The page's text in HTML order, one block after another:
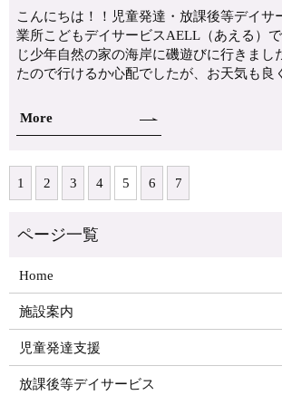
こんにちは！！児童発達・放課後等デイサ
業所こどもデイサービスAELL（あえる）
じ少年自然の家の海岸に磯遊びに行きまし
たので行けるか心配でしたが、お天気も
More
1 2 3 4 5 6 7
Home
施設案内
児童発達支援
放課後等デイサービス